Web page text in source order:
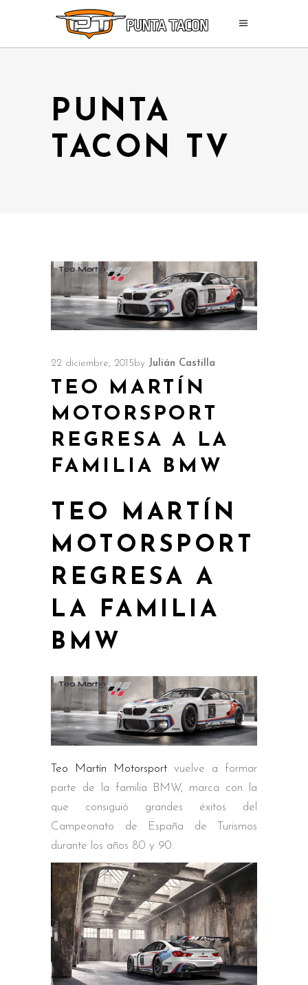
PUNTA
TACON TV
22 diciembre, 2015by Julián Castilla
TEO MARTÍN
MOTORSPORT
REGRESA A LA
FAMILIA BMW
TEO MARTÍN
MOTORSPORT
REGRESA A
LA FAMILIA
BMW
Teo Martín Motorsport vuelve a formar
parte de la familia BMW, marca con la
que consiguió grandes éxitos del
Campeonato de España de Turismos
durante los años 80 y 90.